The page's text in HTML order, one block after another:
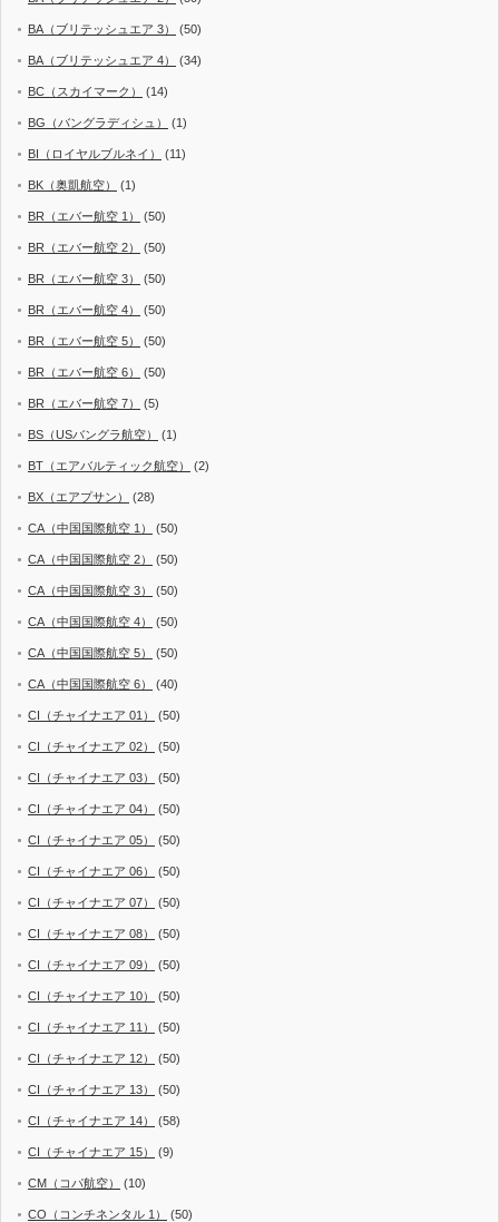
BA（ブリテッシュエア 3） (50)
BA（ブリテッシュエア 4） (34)
BC（スカイマーク） (14)
BG（バングラディシュ） (1)
BI（ロイヤルブルネイ） (11)
BK（奥凱航空） (1)
BR（エバー航空 1） (50)
BR（エバー航空 2） (50)
BR（エバー航空 3） (50)
BR（エバー航空 4） (50)
BR（エバー航空 5） (50)
BR（エバー航空 6） (50)
BR（エバー航空 7） (5)
BS（USバングラ航空） (1)
BT（エアバルティック航空） (2)
BX（エアプサン） (28)
CA（中国国際航空 1） (50)
CA（中国国際航空 2） (50)
CA（中国国際航空 3） (50)
CA（中国国際航空 4） (50)
CA（中国国際航空 5） (50)
CA（中国国際航空 6） (40)
CI（チャイナエア 01） (50)
CI（チャイナエア 02） (50)
CI（チャイナエア 03） (50)
CI（チャイナエア 04） (50)
CI（チャイナエア 05） (50)
CI（チャイナエア 06） (50)
CI（チャイナエア 07） (50)
CI（チャイナエア 08） (50)
CI（チャイナエア 09） (50)
CI（チャイナエア 10） (50)
CI（チャイナエア 11） (50)
CI（チャイナエア 12） (50)
CI（チャイナエア 13） (50)
CI（チャイナエア 14） (58)
CI（チャイナエア 15） (9)
CM（コパ航空） (10)
CO（コンチネンタル 1） (50)